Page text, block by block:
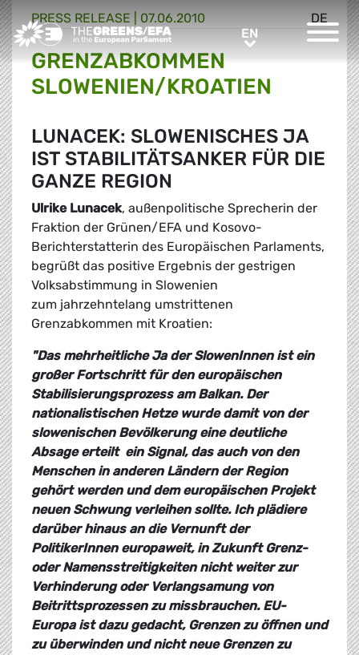
Greens/EFA Home ENEN
DE
PRESS RELEASE 07.06.2010
GRENZABKOMMEN
SLOWENIEN/KROATIEN
LUNACEK: SLOWENISCHES JA
IST STABILITÄTSANKER FÜR DIE
GANZE REGION
Ulrike Lunacek, außenpolitische Sprecherin der
Fraktion der Grünen/EFA und Kosovo-
Berichterstatterin des Europäischen Parlaments,
begrüßt das positive Ergebnis der gestrigen
Volksabstimmung in Slowenien
zum jahrzehntelang umstrittenen
Grenzabkommen mit Kroatien:
"Das mehrheitliche Ja der SlowenInnen ist ein
großer Fortschritt fürden europäischen
Stabilisierungsprozess am Balkan. Der
nationalistischen Hetze wurde damit von der
slowenischen Bevölkerung eine deutliche
Absage erteilt  ein Signal, das auch von den
Menschen in anderen Ländern der Region
gehört werden und dem europäischen Projekt
neuen Schwung verleihen sollte. Ich plädiere
darüber hinaus an die Vernunft der
PolitikerInnen europaweit, in Zukunft Grenz-
oder Namensstreitigkeiten nicht weiter zur
Verhinderung oder Verlangsamung von
Beitrittsprozessen zu missbrauchen. EU-
Europa ist dazu gedacht, Grenzen zu öffnen und
zu überwinden und nicht neue Grenzen zu